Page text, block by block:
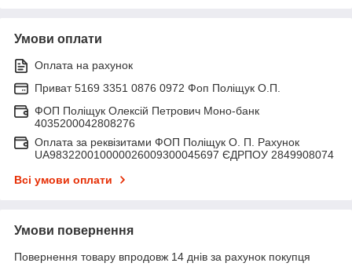
Умови оплати
Оплата на рахунок
Приват 5169 3351 0876 0972 Фоп Поліщук О.П.
ФОП Поліщук Олексій Петрович Моно-банк
4035200042808276
Оплата за реквізитами ФОП Поліщук О. П. Рахунок
UA983220010000026009300045697 ЄДРПОУ 2849908074
Всі умови оплати
Умови повернення
Повернення товару впродовж 14 днів за рахунок покупця